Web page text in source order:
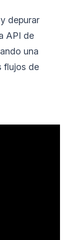
depurar
API de
una
flujos de